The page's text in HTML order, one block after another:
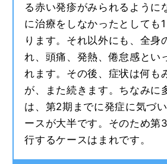
る赤い発疹がみられるように
に治療をしなかったとしても
ります。それ以外にも、全身
れ、頭痛、発熱、倦怠感とい
れます。その後、症状は何も
が、また続きます。ちなみに
は、第2期までに発症に気づ
ースが大半です。そのため第
行するケースはまれです。